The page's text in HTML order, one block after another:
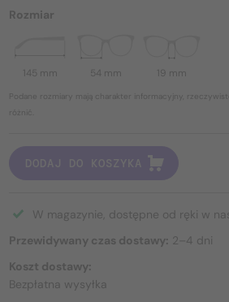
Rozmiar
145 mm 54 mm 19 mm
Podane rozmiary mają charakter informacyjny,
różnić.
DODAJ DO KOSZYKA
W magazynie, dostępne od ręki w
Przewidywany czas dostawy: 2–4 dni
Koszt dostawy:
Bezpłatna wysyłka